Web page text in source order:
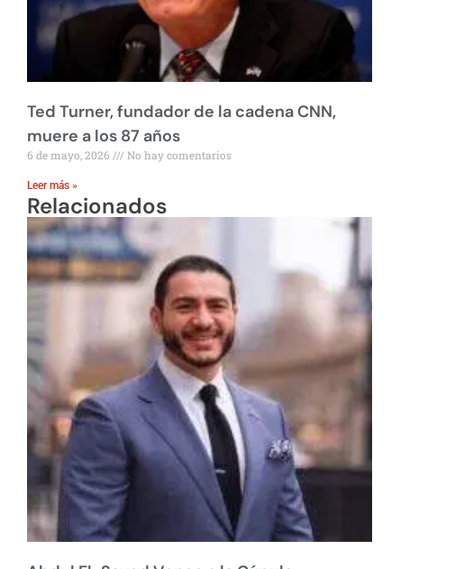
Ted Turner, fundador de la cadena CNN,
muere a los 87 años
6 de mayo, 2026 No hay comentarios
Leer más »
Relacionados